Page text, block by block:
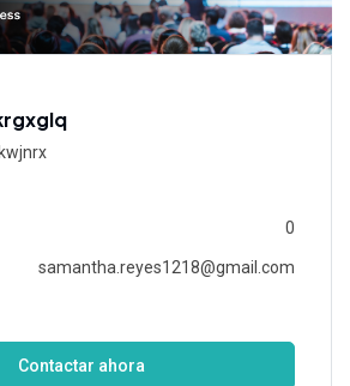
0
samantha.reyes1218@gmail.com
Contactar ahora